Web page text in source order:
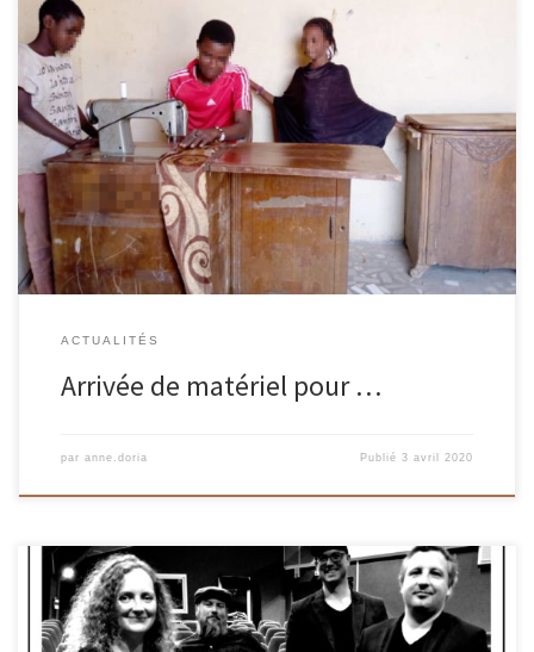
Depuis plus de 3 ans nous essayions d’envoyer du matériel pour
l’association du village de T. Fin septembre 2019, nous lui trouvions
[…]
ACTUALITÉS
Arrivée de matériel pour …
par anne.doria Publié3 avril 2020